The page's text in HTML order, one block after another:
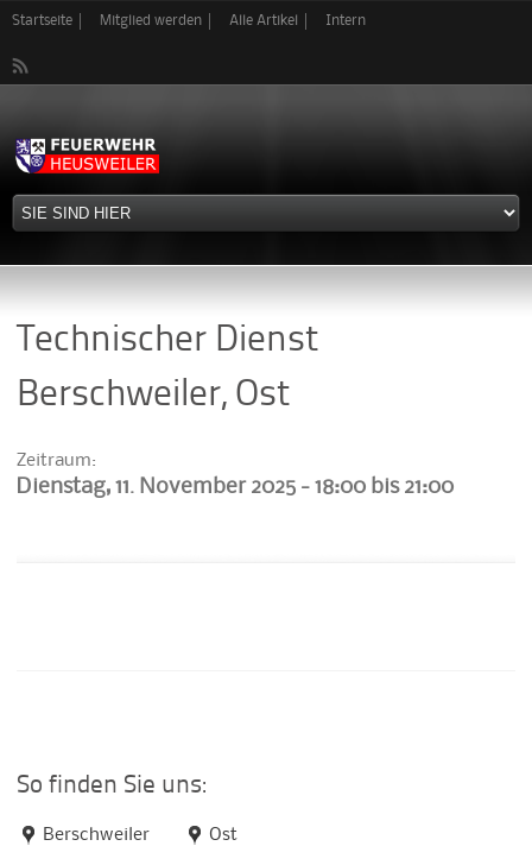
Direkt
Startseite Mitglied werden Alle Artikel Intern
Technischer Dienst
Berschweiler, Ost
Zeitraum:
Dienstag, 11. November 2025 -18:00 bis 21:00
So finden Sie uns:
Berschweiler Ost